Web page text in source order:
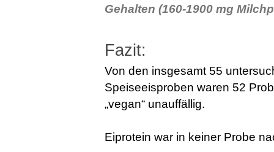
Gehalten (160-1900 mg
Fazit:
Von den insgesamt 55
Speiseeisproben waren 52
„vegan“ unauffällig.
Eiprotein war in keiner Probe